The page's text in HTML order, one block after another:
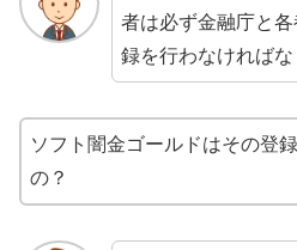
者は必ず金融庁と
録を行わなければな
ソフト闇金ゴールドはその登
の？